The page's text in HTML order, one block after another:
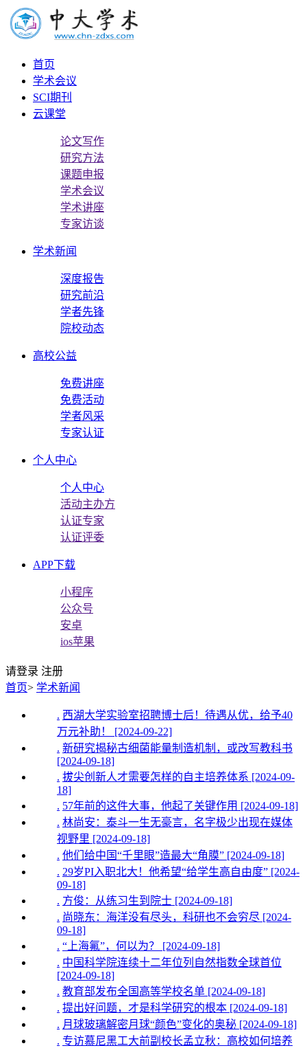
首页
学术会议
SCI期刊
云课堂
论文写作
研究方法
课题申报
学术会议
学术讲座
专家访谈
学术新闻
深度报告
研究前沿
学者先锋
院校动态
高校公益
免费讲座
免费活动
学者风采
专家认证
个人中心
个人中心
活动主办方
认证专家
认证评委
APP下载
小程序
公众号
安卓
ios苹果
请登录 注册
首页> 学术新闻
. 西湖大学实验室招聘博士后！待遇从优，给予40
万元补助！ [2024-09-22]
. 新研究揭秘古细菌能量制造机制，或改写教科书
[2024-09-18]
. 拔尖创新人才需要怎样的自主培养体系 [2024-09-
18]
. 57年前的这件大事，他起了关键作用 [2024-09-18]
. 林尚安：泰斗一生无豪言，名字极少出现在媒体
视野里 [2024-09-18]
. 他们给中国“千里眼”造最大“角膜” [2024-09-18]
. 29岁PI入职北大！他希望“给学生高自由度” [2024-
09-18]
. 方俊：从练习生到院士 [2024-09-18]
. 尚晓东：海洋没有尽头，科研也不会穷尽 [2024-
09-18]
. “上海氟”，何以为？ [2024-09-18]
. 中国科学院连续十二年位列自然指数全球首位
[2024-09-18]
. 教育部发布全国高等学校名单 [2024-09-18]
. 提出好问题，才是科学研究的根本 [2024-09-18]
. 月球玻璃解密月球“颜色”变化的奥秘 [2024-09-18]
. 专访慕尼黑工大前副校长孟立秋：高校如何培养